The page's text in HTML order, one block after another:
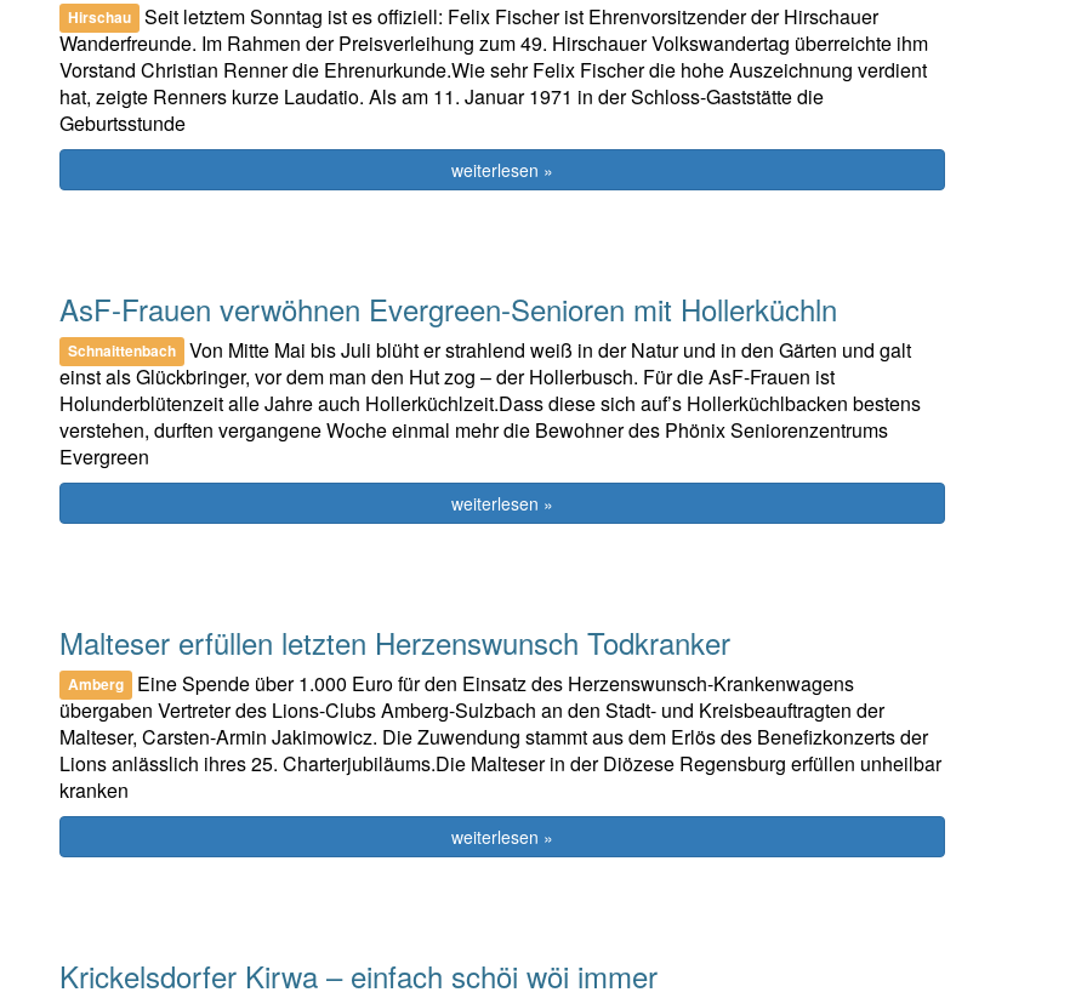
Hirschau
Seit letztem Sonntag ist es offiziell: Felix Fischer ist Ehrenvorsitzender der Hirschauer
Wanderfreunde. Im Rahmen der Preisverleihung zum 49. Hirschauer Volkswandertag überreichte ihm
Vorstand Christian Renner die Ehrenurkunde.Wie sehr Felix Fischer die hohe Auszeichnung verdient
hat, zeigte Renners kurze Laudatio. Als am 11. Januar 1971 in der Schloss-Gaststätte die
Geburtsstunde
weiterlesen »
AsF-Frauen verwöhnen Evergreen-Senioren mit Hollerküchln
Schnaittenbach
Von Mitte Mai bis Juli blüht er strahlend weiß in der Natur und in den Gärten und galt
einst als Glückbringer, vor dem man den Hut zog – der Hollerbusch. Für die AsF-Frauen ist
Holunderblütenzeit alle Jahre auch Hollerküchlzeit.Dass diese sich auf’s Hollerküchlbacken bestens
verstehen, durften vergangene Woche einmal mehr die Bewohner des Phönix Seniorenzentrums
Evergreen
weiterlesen »
Malteser erfüllen letzten Herzenswunsch Todkranker
Amberg
Eine Spende über 1.000 Euro für den Einsatz des Herzenswunsch-Krankenwagens
übergaben Vertreter des Lions-Clubs Amberg-Sulzbach an den Stadt- und Kreisbeauftragten der
Malteser, Carsten-Armin Jakimowicz. Die Zuwendung stammt aus dem Erlös des Benefizkonzerts der
Lions anlässlich ihres 25. Charterjubiläums.Die Malteser in der Diözese Regensburg erfüllen unheilbar
kranken
weiterlesen »
Krickelsdorfer Kirwa – einfach schöi wöi immer